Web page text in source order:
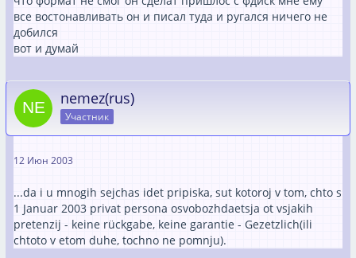
все востонавливать он и писал туда и ругался ничего не
добился
вот и думай
nemez(rus)
Участник
12 Июн 2003
...da i u mnogih sejchas idet pripiska, sut kotoroj v tom, chto s
1 Januar 2003 privat persona osvobozhdaetsja ot vsjakih
pretenzij - keine rückgabe, keine garantie - Gezetzlich(ili
chtoto v etom duhe, tochno ne pomnju).